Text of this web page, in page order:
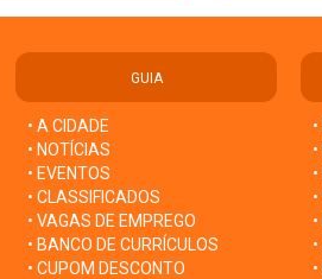
GUIA
• A CIDADE
• NOTÍCIAS
• EVENTOS
• CLASSIFICADOS
• VAGAS DE EMPREGO
• BANCO DE CURRÍCULOS
• CUPOM DESCONTO